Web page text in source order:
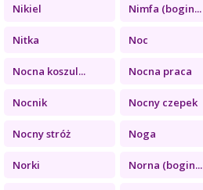
Nikiel Nimfa (bogin...
Nitka Noc
Nocna koszul... Nocna praca
Nocnik Nocny czepek
Nocny stróż Noga
Norki Norna (bogin...